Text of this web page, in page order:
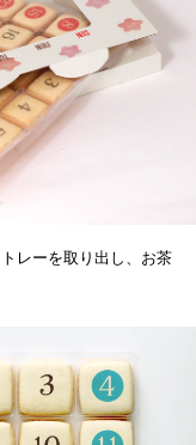
レーを取り出し、お茶